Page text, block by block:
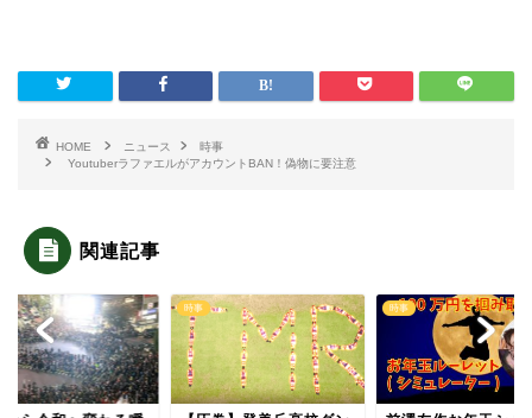
HOME ニュース
時事
YoutuberラファエルがアカウントBAN！偽物に要注意
関連記事
時事 時事